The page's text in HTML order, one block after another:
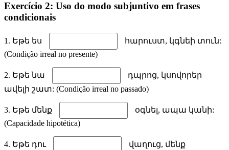
Exercício 2: Uso do modo subjuntivo em frases
condicionais
1. Եթե ես
հարուստ, կգնեի տուն:
(Condição irreal no presente)
2. Եթե նա
դպրոց, կսովորեր
ավելի շատ: (Condição irreal no passado)
3. Եթե մենք
օգնել, ապա կանի:
(Capacidade hipotética)
4. Եթե դու
վաղուց, մենք